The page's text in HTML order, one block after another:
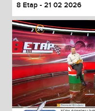
8 Etap - 21 02 2026